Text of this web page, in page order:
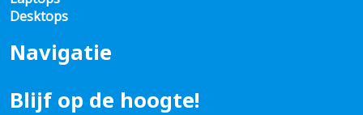
Desktops
Navigatie
Blijf op de hoogte!